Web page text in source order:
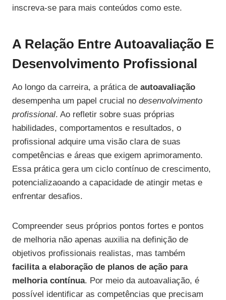
inscreva-se para mais conteúdos como este.
A Relação Entre Autoavaliação E
Desenvolvimento Profissional
Ao longo da carreira, a prática de autoavaliação
desempenha um papel crucial no desenvolvimento
profissional. Ao refletir sobre suas próprias
habilidades, comportamentos e resultados, o
profissional adquire uma visão clara de suas
competências e áreas que exigem aprimoramento.
Essa prática gera um ciclo contínuo de crescimento,
potencializaoando a capacidade de atingir metas e
enfrentar desafios.
Compreender seus próprios pontos fortes e pontos
de melhoria não apenas auxilia na definição de
objetivos profissionais realistas, mas também
facilita a elaboração de planos de ação para
melhoria contínua. Por meio da autoavaliação, é
possível identificar as competências que precisam